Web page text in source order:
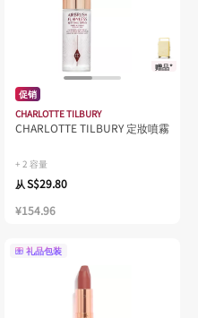
赠品*
促销
CHARLOTTE TILBURY
CHARLOTTE TILBURY 定妝噴霧
+ 2 容量
从S$29.80
¥154.96
礼品包装